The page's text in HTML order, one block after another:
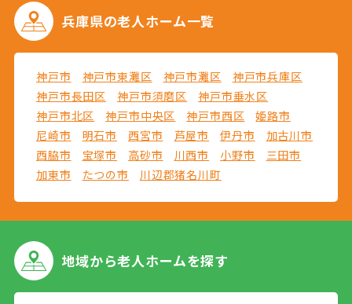
兵庫県の老人ホーム一覧
神戸市 神戸市東灘区 神戸市灘区
神戸市兵庫区
神戸市長田区
神戸市須磨区
神戸市垂水区
神戸市北区
神戸市中央区 神戸市西区
姫路市
尼崎市
明石市 西宮市 芦屋市 伊丹市
加古川市
西脇市
宝塚市 高砂市 川西市 小野市
三田市
加東市
たつの市 川辺郡猪名川町
地域から老人ホームを探す